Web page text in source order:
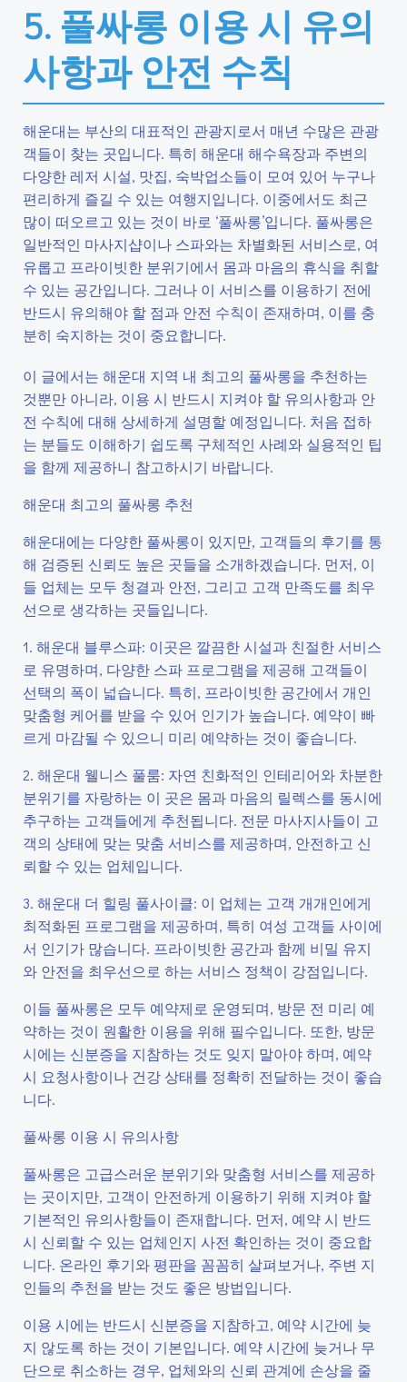
5. 풀싸롱 이용 시 유의
사항과 안전 수칙
해운대는 부산의 대표적인 관광지로서 매년 수많은 관광
객들이 찾는 곳입니다. 특히 해운대 해수욕장과 주변의
다양한 레저 시설, 맛집, 숙박업소들이 모여 있어 누구나
편리하게 즐길 수 있는 여행지입니다. 이중에서도 최근
많이 떠오르고 있는 것이 바로 ‘풀싸롱’입니다. 풀싸롱은
일반적인 마사지샵이나 스파와는 차별화된 서비스로, 여
유롭고 프라이빗한 분위기에서 몸과 마음의 휴식을 취할
수 있는 공간입니다. 그러나 이 서비스를 이용하기 전에
반드시 유의해야 할 점과 안전 수칙이 존재하며, 이를 충
분히 숙지하는 것이 중요합니다.
이 글에서는 해운대 지역 내 최고의 풀싸롱을 추천하는
것뿐만 아니라, 이용 시 반드시 지켜야 할 유의사항과 안
전 수칙에 대해 상세하게 설명할 예정입니다. 처음 접하
는 분들도 이해하기 쉽도록 구체적인 사례와 실용적인 팁
을 함께 제공하니 참고하시기 바랍니다.
해운대 최고의 풀싸롱 추천
해운대에는 다양한 풀싸롱이 있지만, 고객들의 후기를 통
해 검증된 신뢰도 높은 곳들을 소개하겠습니다. 먼저, 이
들 업체는 모두 청결과 안전, 그리고 고객 만족도를 최우
선으로 생각하는 곳들입니다.
1. 해운대 블루스파: 이곳은 깔끔한 시설과 친절한 서비스
로 유명하며, 다양한 스파 프로그램을 제공해 고객들이
선택의 폭이 넓습니다. 특히, 프라이빗한 공간에서 개인
맞춤형 케어를 받을 수 있어 인기가 높습니다. 예약이 빠
르게 마감될 수 있으니 미리 예약하는 것이 좋습니다.
2. 해운대 웰니스 풀룸: 자연 친화적인 인테리어와 차분한
분위기를 자랑하는 이 곳은 몸과 마음의 릴렉스를 동시에
추구하는 고객들에게 추천됩니다. 전문 마사지사들이 고
객의 상태에 맞는 맞춤 서비스를 제공하며, 안전하고 신
뢰할 수 있는 업체입니다.
3. 해운대 더 힐링 풀사이클: 이 업체는 고객 개개인에게
최적화된 프로그램을 제공하며, 특히 여성 고객들 사이에
서 인기가 많습니다. 프라이빗한 공간과 함께 비밀 유지
와 안전을 최우선으로 하는 서비스 정책이 강점입니다.
이들 풀싸롱은 모두 예약제로 운영되며, 방문 전 미리 예
약하는 것이 원활한 이용을 위해 필수입니다. 또한, 방문
시에는 신분증을 지참하는 것도 잊지 말아야 하며, 예약
시 요청사항이나 건강 상태를 정확히 전달하는 것이 좋습
니다.
풀싸롱 이용 시 유의사항
풀싸롱은 고급스러운 분위기와 맞춤형 서비스를 제공하
는 곳이지만, 고객이 안전하게 이용하기 위해 지켜야 할
기본적인 유의사항들이 존재합니다. 먼저, 예약 시 반드
시 신뢰할 수 있는 업체인지 사전 확인하는 것이 중요합
니다. 온라인 후기와 평판을 꼼꼼히 살펴보거나, 주변 지
인들의 추천을 받는 것도 좋은 방법입니다.
이용 시에는 반드시 신분증을 지참하고, 예약 시간에 늦
지 않도록 하는 것이 기본입니다. 예약 시간에 늦거나 무
단으로 취소하는 경우, 업체와의 신뢰 관계에 손상을 줄